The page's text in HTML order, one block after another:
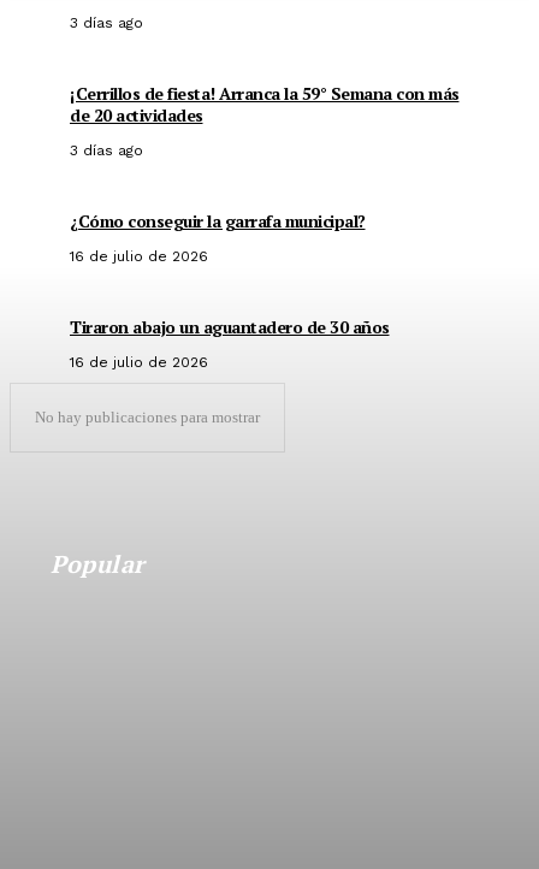
3 días ago
¡Cerrillos de fiesta! Arranca la 59° Semana con más
de 20 actividades
3 días ago
¿Cómo conseguir la garrafa municipal?
16 de julio de 2026
Tiraron abajo un aguantadero de 30 años
16 de julio de 2026
No hay publicaciones para mostrar
Popular